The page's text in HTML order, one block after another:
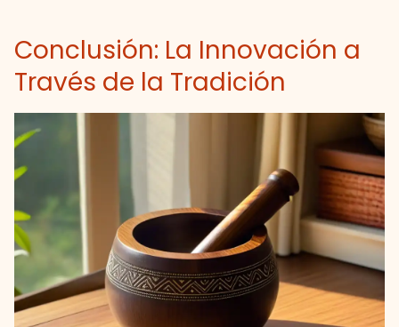
Conclusión: La Innovación a
Través de la Tradición